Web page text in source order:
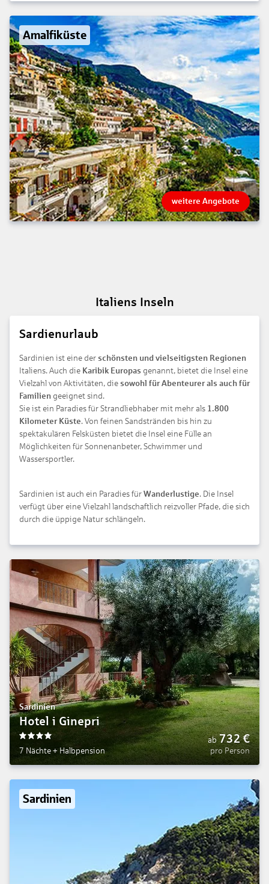
Amalfiküste
weitere Angebote
Italiens Inseln
Sardienurlaub
Sardinien ist eine der schönsten und vielseitigsten Regionen
Italiens. Auch die Karibik Europas genannt, bietet die Insel eine
Vielzahl von Aktivitäten, die sowohl für Abenteurer als auch für
Familien geeignet sind.
Sie ist ein Paradies für Strandliebhaber mit mehr als 1.800
Kilometer Küste. Von feinen Sandstränden bis hin zu
spektakulären Felsküsten bietet die Insel eine Fülle an
Möglichkeiten für Sonnenanbeter, Schwimmer und
Wassersportler.
Sardinien ist auch ein Paradies für Wanderlustige. Die Insel
verfügt über eine Vielzahl landschaftlich reizvoller Pfade, die sich
durch die üppige Natur schlängeln.
Sardinien
Hotel i Ginepri
7 Nächte + Halbpension
ab 732€
pro Person
Sardinien